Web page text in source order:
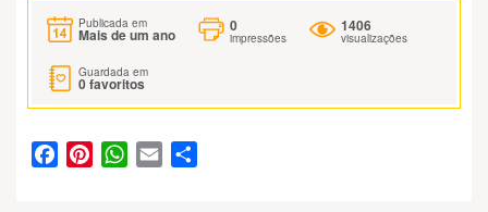
Publicada em
Mais de um ano
0
impressões
1406
visualizações
Guardada em
0favoritos
FacebookPinterestWhatsApp
Email